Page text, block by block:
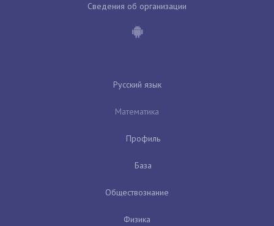
Сведения об организации
Русский язык
Математика
Профиль
База
Обществознание
Физика